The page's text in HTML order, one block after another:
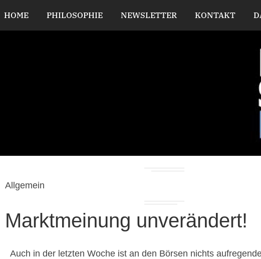
HOME PHILOSOPHIE NEWSLETTER KONTAKT
Allgemein
Marktmeinung unverändert!
Auch in der letzten Woche ist an den Börsen nichts